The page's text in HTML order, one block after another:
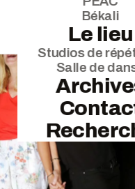
Békali
Le lieu
Studios de
Salle de